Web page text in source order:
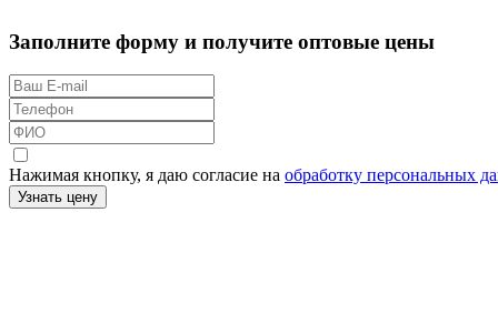
Заполните форму и получите оптовые цены
Нажимая кнопку, я даю согласие на обработку персональных
Узнать цену